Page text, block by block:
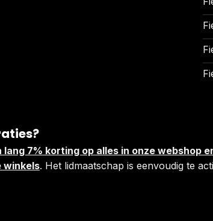
7% korting op alles in onze webshop
winkels. Het lidmaatschap is eenvoudig te